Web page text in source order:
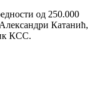
од 250.000
Катанић,
КСС.